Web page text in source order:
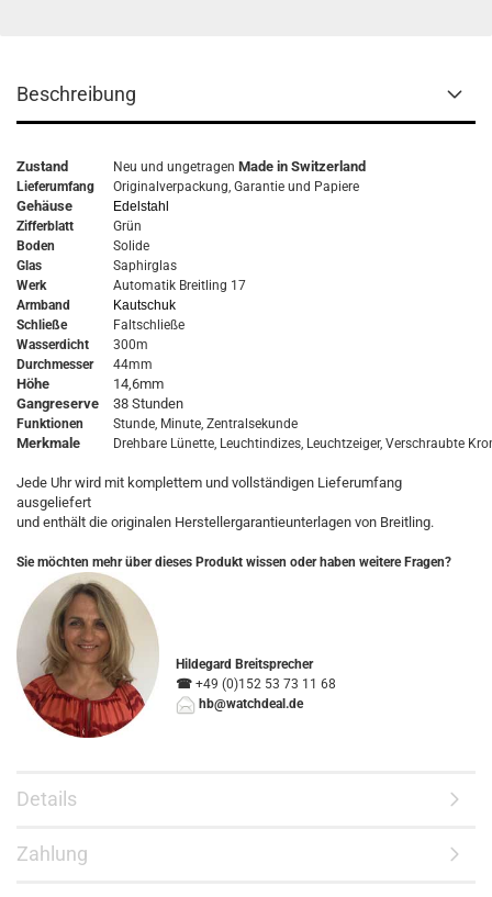
Beschreibung
Zustand Neu und ungetragen Made in Switzerland
Lieferumfang Originalverpackung, Garantie und Papiere
Gehäuse
Edelstahl
Zifferblatt
Grün
Boden
Solide
Glas
Saphirglas
Werk
Automatik Breitling 17
Armband
Kautschuk
Schließe
Faltschließe
Wasserdicht
300m
Durchmesser
44mm
Höhe
14,6mm
Gangreserve
38 Stunden
Funktionen Stunde, Minute, Zentralsekunde
Merkmale Drehbare Lünette, Leuchtindizes, Leuchtzeiger, Verschraubte
Jede Uhr wird mit komplettem und vollständigen Lieferumfang
ausgeliefert
und enthält die originalen Herstellergarantieunterlagen von Breitling.
Sie möchten mehr über dieses Produkt wissen oder haben weitere Fragen?
Hildegard Breitsprecher
☎ +49 (0)152 53 73 11 68
hb@watchdeal.de
Details
Zahlung